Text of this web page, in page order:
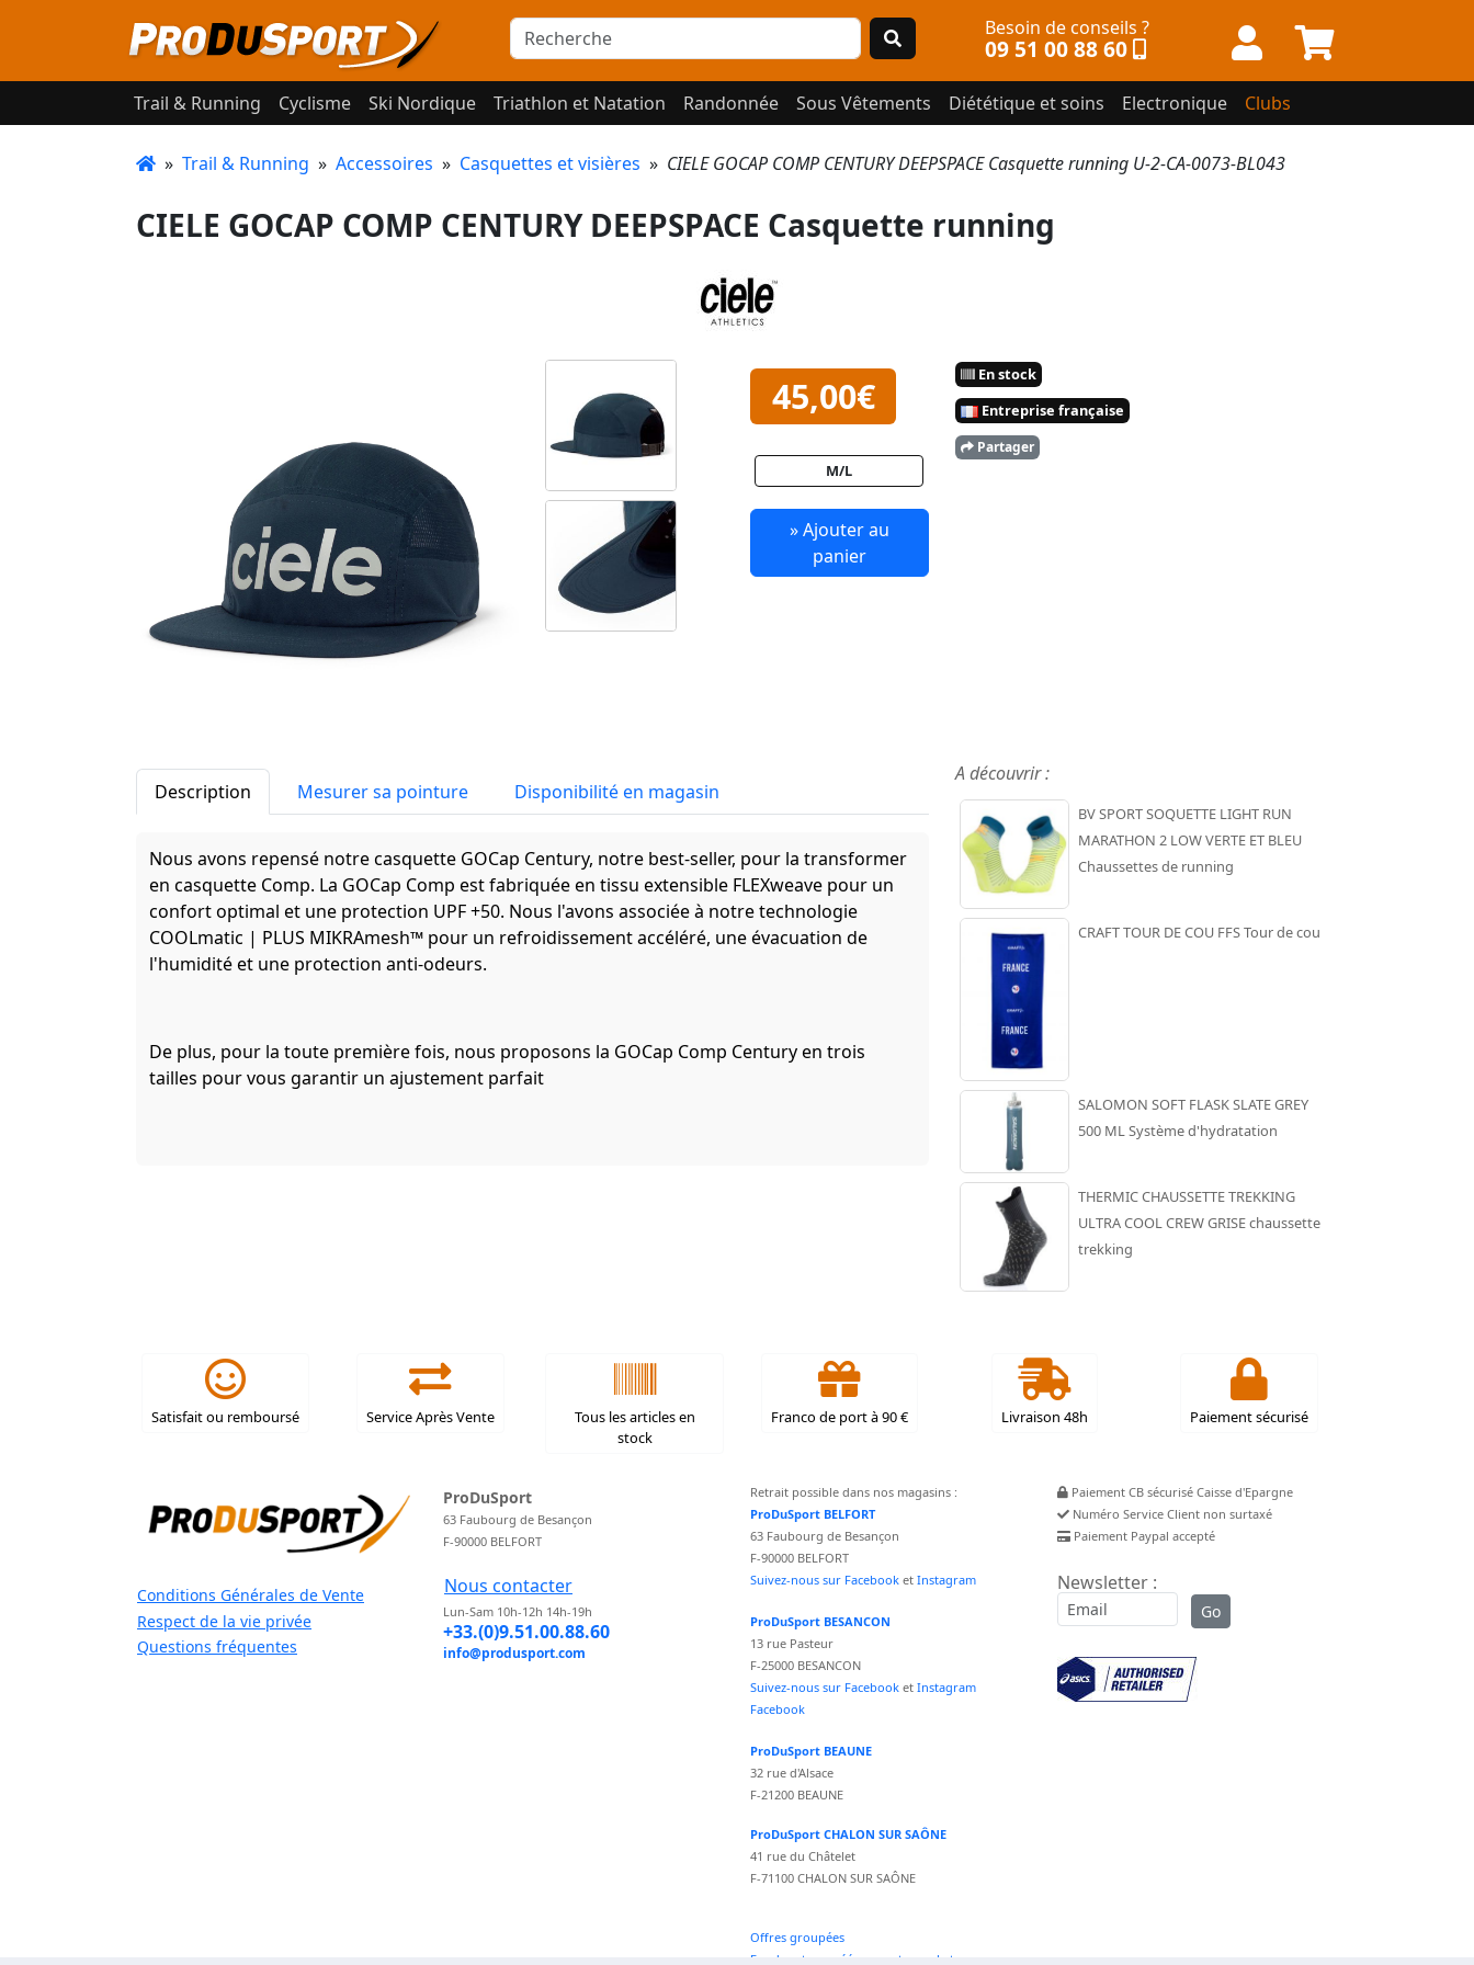
Besoin de conseils ?
09 51 00 88 60
Trail & Running Cyclisme Ski Nordique Triathlon et Natation Randonnée Sous Vêtements Diététique et soins Electronique Clubs
» Trail & Running » Accessoires » Casquettes et visières » CIELE GOCAP COMP CENTURY DEEPSPACE Casquette running U-2-CA-0073-BL043
CIELE GOCAP COMP CENTURY DEEPSPACE Casquette running
45,00€
M/L
» Ajouter au
panier
En stock
Entreprise française
Partager
Description Mesurer sa pointure Disponibilité en magasin
Nous avons repensé notre casquette GOCap Century, notre best-seller, pour la transformer
en casquette Comp. La GOCap Comp est fabriquée en tissu extensible FLEXweave pour un
confort optimal et une protection UPF +50. Nous l'avons associée à notre technologie
COOLmatic | PLUS MIKRAmesh™ pour un refroidissement accéléré, une évacuation de
l'humidité et une protection anti-odeurs.
De plus, pour la toute première fois, nous proposons la GOCap Comp Century en trois
tailles pour vous garantir un ajustement parfait
A découvrir :
BV SPORT SOQUETTE LIGHT RUN
MARATHON 2 LOW VERTE ET BLEU
Chaussettes de running
CRAFT TOUR DE COU FFS Tour de cou
SALOMON SOFT FLASK SLATE GREY
500 ML Système d'hydratation
THERMIC CHAUSSETTE TREKKING
ULTRA COOL CREW GRISE chaussette
trekking
Satisfait ou remboursé Service Après Vente
Tous les articles en
stock
Franco de port à 90 € Livraison 48h Paiement sécurisé
Conditions Générales de Vente
Respect de la vie privée
Questions fréquentes
ProDuSport
63 Faubourg de Besançon
F-90000 BELFORT
Nous contacter
Lun-Sam 10h-12h 14h-19h
+33.(0)9.51.00.88.60
info@produsport.com
Retrait possible dans nos magasins :
ProDuSport BELFORT
63 Faubourg de Besançon
F-90000 BELFORT
Suivez-nous sur Facebook et Instagram
ProDuSport BESANCON
13 rue Pasteur
F-25000 BESANCON
Suivez-nous sur Facebook et Instagram
Facebook
ProDuSport BEAUNE
32 rue d'Alsace
F-21200 BEAUNE
ProDuSport CHALON SUR SAÔNE
41 rue du Châtelet
F-71100 CHALON SUR SAÔNE
Offres groupées
Fond vecteur créé par vectorpocket -
Paiement CB sécurisé Caisse d'Epargne
Numéro Service Client non surtaxé
Paiement Paypal accepté
Newsletter :